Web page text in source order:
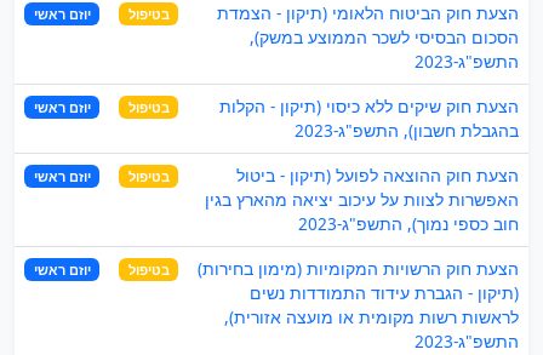
הצעת חוק הביטוח הלאומי (תיקון - הצמדת
הסכום הבסיסי לשכר הממוצע במשק),
התשפ"ג-2023
בטיפול יוזם ראשי
הצעת חוק שיקים ללא כיסוי (תיקון - הקלות
בהגבלת חשבון), התשפ"ג-2023
בטיפול יוזם ראשי
הצעת חוק ההוצאה לפועל (תיקון - ביטול
האפשרות לצוות על עיכוב יציאה מהארץ בגין
חוב כספי נמוך), התשפ"ג-2023
בטיפול יוזם ראשי
הצעת חוק הרשויות המקומיות (מימון בחירות)
(תיקון - הגברת עידוד התמודדות נשים
לראשות רשות מקומית או מועצה אזורית),
התשפ"ג-2023
בטיפול יוזם ראשי